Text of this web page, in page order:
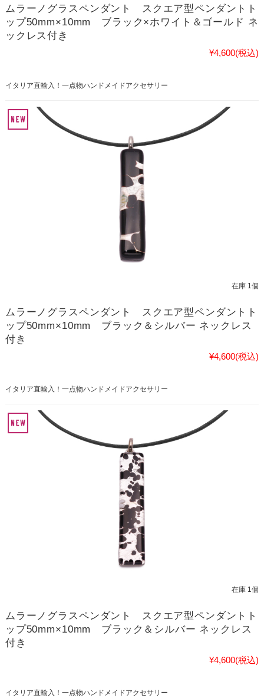
ムラーノグラスペンダント スクエア型ペンダントト
ップ50mm×10mm ブラック×ホワイト＆ゴールド ネ
ックレス付き
¥4,600(税込)
イタリア直輸入！一点物ハンドメイドアクセサリー
在庫 1個
ムラーノグラスペンダント スクエア型ペンダントト
ップ50mm×10mm ブラック＆シルバー ネックレス
付き
¥4,600(税込)
イタリア直輸入！一点物ハンドメイドアクセサリー
在庫 1個
ムラーノグラスペンダント スクエア型ペンダントト
ップ50mm×10mm ブラック＆シルバー ネックレス
付き
¥4,600(税込)
イタリア直輸入！一点物ハンドメイドアクセサリー